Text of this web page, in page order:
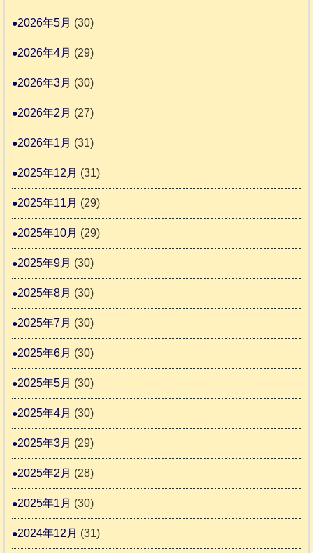
議
震
援
報
2026年5月 (30)
2026年4月 (29)
2026年3月 (30)
2026年2月 (27)
2026年1月 (31)
2025年12月 (31)
2025年11月 (29)
2025年10月 (29)
2025年9月 (30)
2025年8月 (30)
2025年7月 (30)
2025年6月 (30)
2025年5月 (30)
2025年4月 (30)
2025年3月 (29)
2025年2月 (28)
2025年1月 (30)
2024年12月 (31)